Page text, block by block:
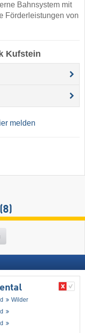
Bahnsystem mit
Förderleistungen von
Kufstein
melden
Wilder